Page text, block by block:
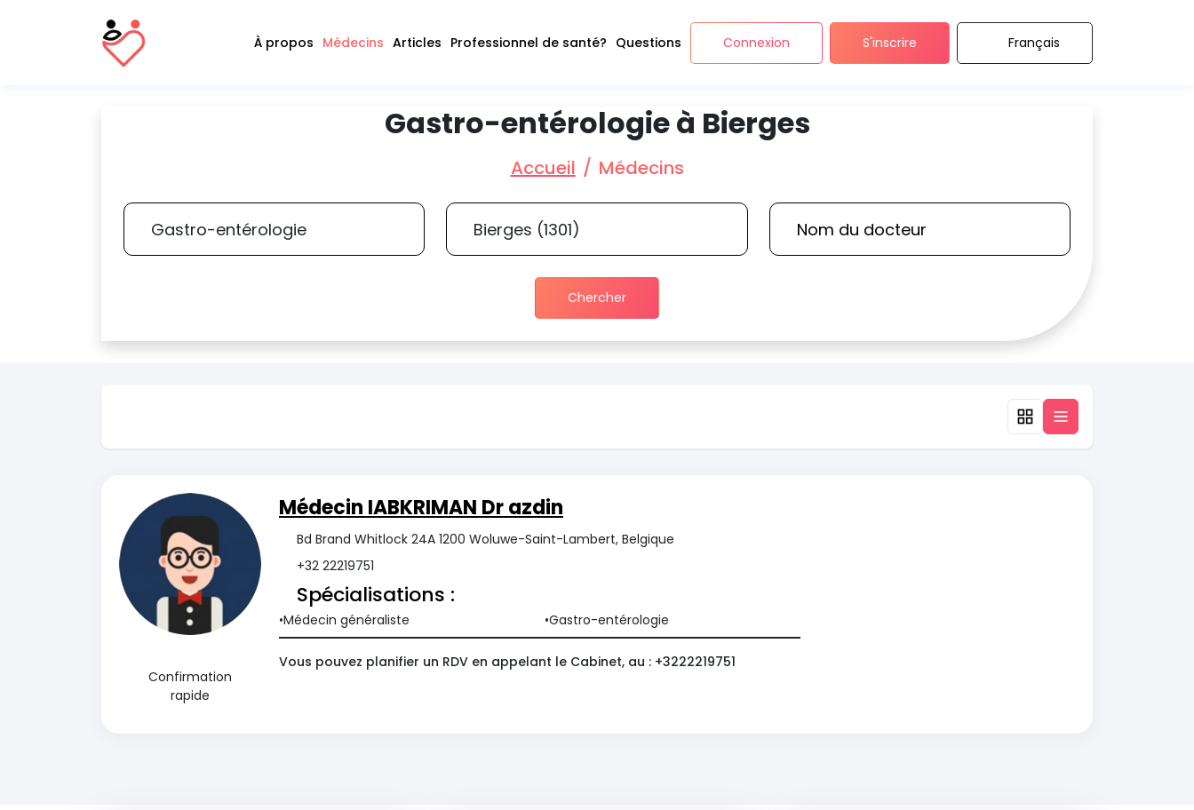
À propos Médecins Articles Professionnel de santé? Questions Connexion S'inscrire Français
Gastro-entérologie à Bierges
Accueil Médecins
Chercher
Confirmation
rapide
Médecin IABKRIMAN Dr azdin
Bd Brand Whitlock 24A 1200 Woluwe-Saint-Lambert, Belgique
+32 22219751
Spécialisations :
Médecin généraliste Gastro-entérologie
Vous pouvez planifier un RDV en appelant le Cabinet, au : +3222219751